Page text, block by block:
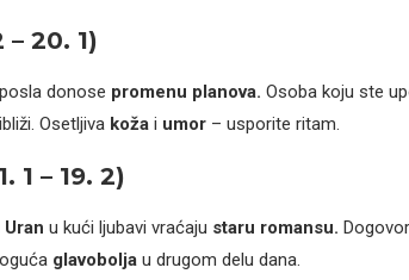
– 20. 1)
donose promenu planova. Osoba koju ste
Osetljiva kožai umor– usporite ritam.
1 – 19. 2)
u kući ljubavi vraćaju staru romansu.
glavoboljau drugom delu dana.